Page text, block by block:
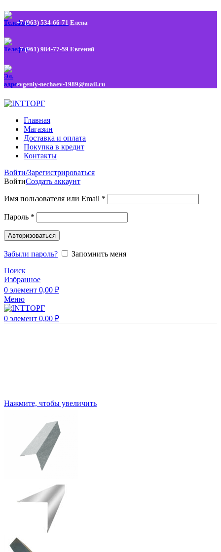
+7 (963) 534-66-71 Елена
+7 (961) 984-77-59 Евгений
evgeniy-nechaev-1989@mail.ru
Главная
Магазин
Доставка и оплата
Покупка в кредит
Контакты
Войти/Зарегистрироваться
ВойтиСоздать аккаунт
Имя пользователя или Email *
Пароль *
Авторизоваться
Забыли пароль?
Запомнить меня
Поиск
Избранное
0 элемент 0,00 ₽
Меню
0 элемент 0,00 ₽
Нажмите, чтобы увеличить